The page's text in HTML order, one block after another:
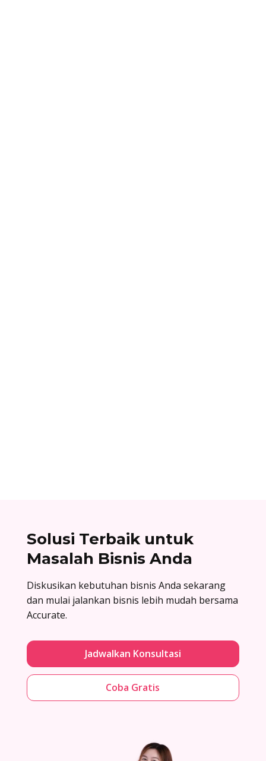
Solusi Terbaik untuk
Masalah Bisnis Anda
Diskusikan kebutuhan bisnis Anda sekarang
dan mulai jalankan bisnis lebih mudah bersama
Accurate.
Jadwalkan Konsultasi
Coba Gratis